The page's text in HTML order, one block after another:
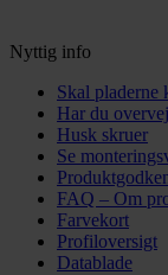
Nyttig info
Skal pladerne
Har du
Husk skruer
Se
FAQ – Om
Farvekort
Profiloversigt
Datablade